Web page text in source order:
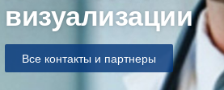
визуализации
Все контакты и партнеры